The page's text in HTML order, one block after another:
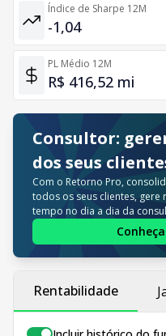
Índice de Sharpe 12M
-1,04
PL Médio 12M
R$ 416,52 mi
Consultor:
dos seus
Com o Retorno Pro,
todos os seus clientes,
tempo no dia a dia da
Rentabilidade